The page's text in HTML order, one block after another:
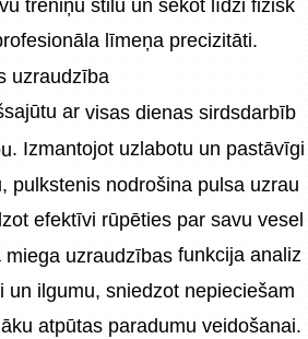
treniņu stilu un sekot līdzi fizisk
līmeņa precizitāti.
uzraudzība
ar visas dienas sirdsdarbīb
. Izmantojot uzlabotu un pastāvīgi
pulkstenis nodrošina pulsa uzrau
efektīvi rūpēties par savu vesel
miega uzraudzības funkcija analiz
un ilgumu, sniedzot nepieciešam
atpūtas paradumu veidošanai.